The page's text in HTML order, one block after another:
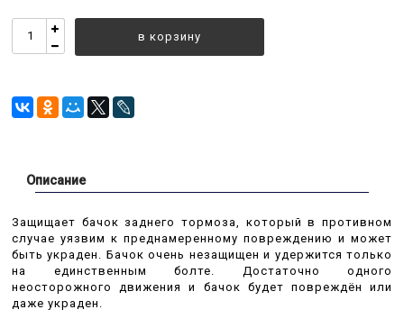
в корзину
Описание
Защищает бачок заднего тормоза, который в противном
случае уязвим к преднамеренному повреждению и может
быть украден. Бачок очень незащищен и удержится только
на единственным болте. Достаточно одного
неосторожного движения и бачок будет повреждён или
даже украден.